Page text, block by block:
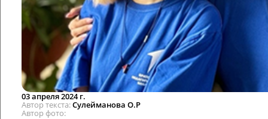
03 апреля 2024 г.
Автор текста Сулейманова О.Р
Автор фото